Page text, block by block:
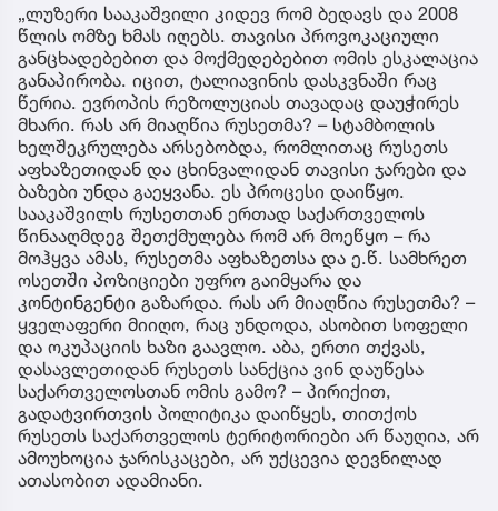
„ლუზერი სააკაშვილი კიდევ რომ ბედავს და 2008
წლის ომზე ხმას იღებს. თავისი პროვოკაციული
განცხადებებით და მოქმედებებით ომის ესკალაცია
განაპირობა. იცით, ტალიავინის დასკვნაში რაც
წერია. ევროპის რეზოლუციას თავადაც დაუჭირეს
მხარი. რას არ მიაღწია რუსეთმა? – სტამბოლის
ხელშეკრულება არსებობდა, რომლითაც რუსეთს
აფხაზეთიდან და ცხინვალიდან თავისი ჯარები და
ბაზები უნდა გაეყვანა. ეს პროცესი დაიწყო.
სააკაშვილს რუსეთთან ერთად საქართველოს
წინააღმდეგ შეთქმულება რომ არ მოეწყო – რა
მოჰყვა ამას, რუსეთმა აფხაზეთსა და ე.წ. სამხრეთ
ოსეთში პოზიციები უფრო გაიმყარა და
კონტინგენტი გაზარდა. რას არ მიაღწია რუსეთმა? –
ყველაფერი მიიღო, რაც უნდოდა, ასობით სოფელი
და ოკუპაციის ხაზი გაავლო. აბა, ერთი თქვას,
დასავლეთიდან რუსეთს სანქცია ვინ დაუწესა
საქართველოსთან ომის გამო? – პირიქით,
გადატვირთვის პოლიტიკა დაიწყეს, თითქოს
რუსეთს საქართველოს ტერიტორიები არ წაუღია, არ
ამოუხოცია ჯარისკაცები, არ უქცევია დევნილად
ათასობით ადამიანი.